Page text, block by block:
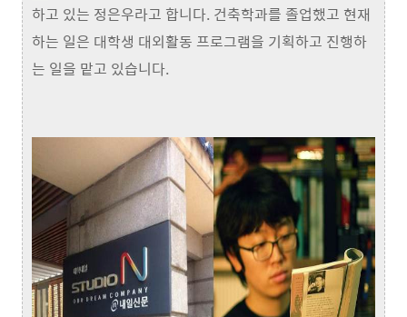
하고 있는 정은우라고 합니다. 건축학과를 졸업했고 현재
하는 일은 대학생 대외활동 프로그램을 기획하고 진행하
는 일을 맡고 있습니다.